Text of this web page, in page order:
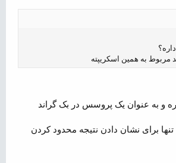
مربوط به همین اسکریپته
و به عنوان یک پروسس در بک گراند
برای نشان دادن نتیجه محدود کردن